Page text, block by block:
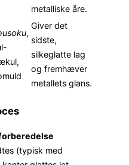
metalliske åre.
,
Giver det
sidste,
silkeglatte lag
og fremhæver
metallets glans.
(typisk med